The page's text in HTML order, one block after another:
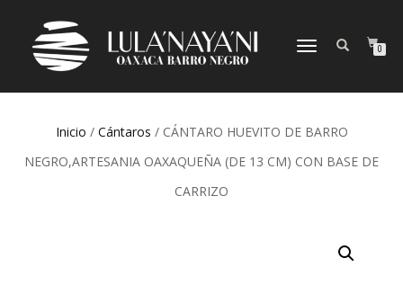
CAMBIAR
0
Inicio / Cántaros / CÁNTARO HUEVITO DE BARRO
NEGRO,ARTESANIA OAXAQUEÑA (DE 13 CM) CON BASE DE
CARRIZO